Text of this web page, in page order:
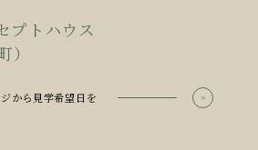
プトハウス
）
から見学希望日を